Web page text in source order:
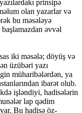
prinsipə
olan yazarlar və
bu məsələyə
başlamazdan əvvəl
iki məsələ; döyüş və
üzübəri yazı
müharibələrdən, ya
ibarət olub.
işləndiyi, hadisələrin
lap qədim
Bu hadisə öz-